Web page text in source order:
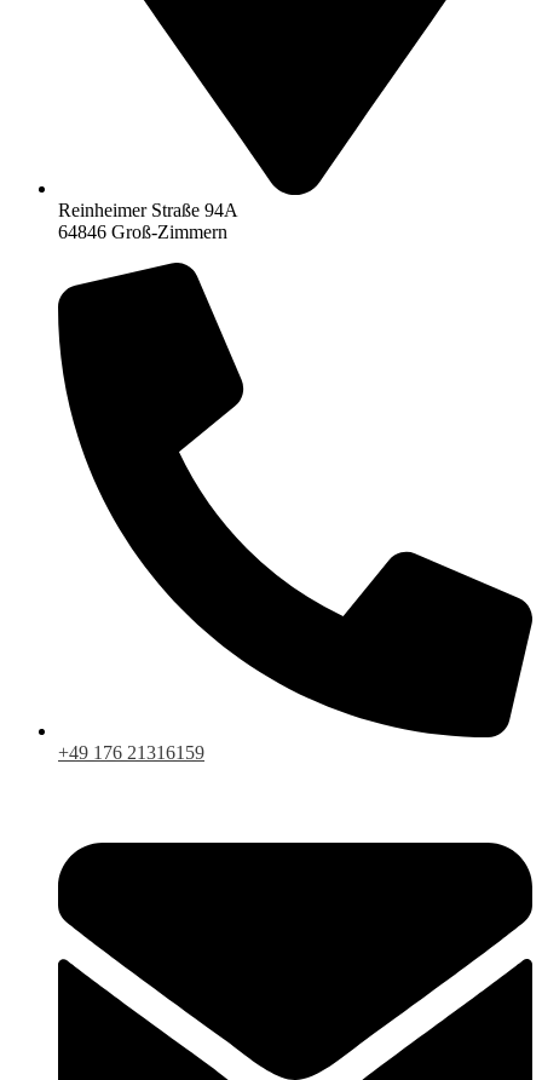
Reinheimer Straße 94A
64846 Groß-Zimmern
+49 176 21316159